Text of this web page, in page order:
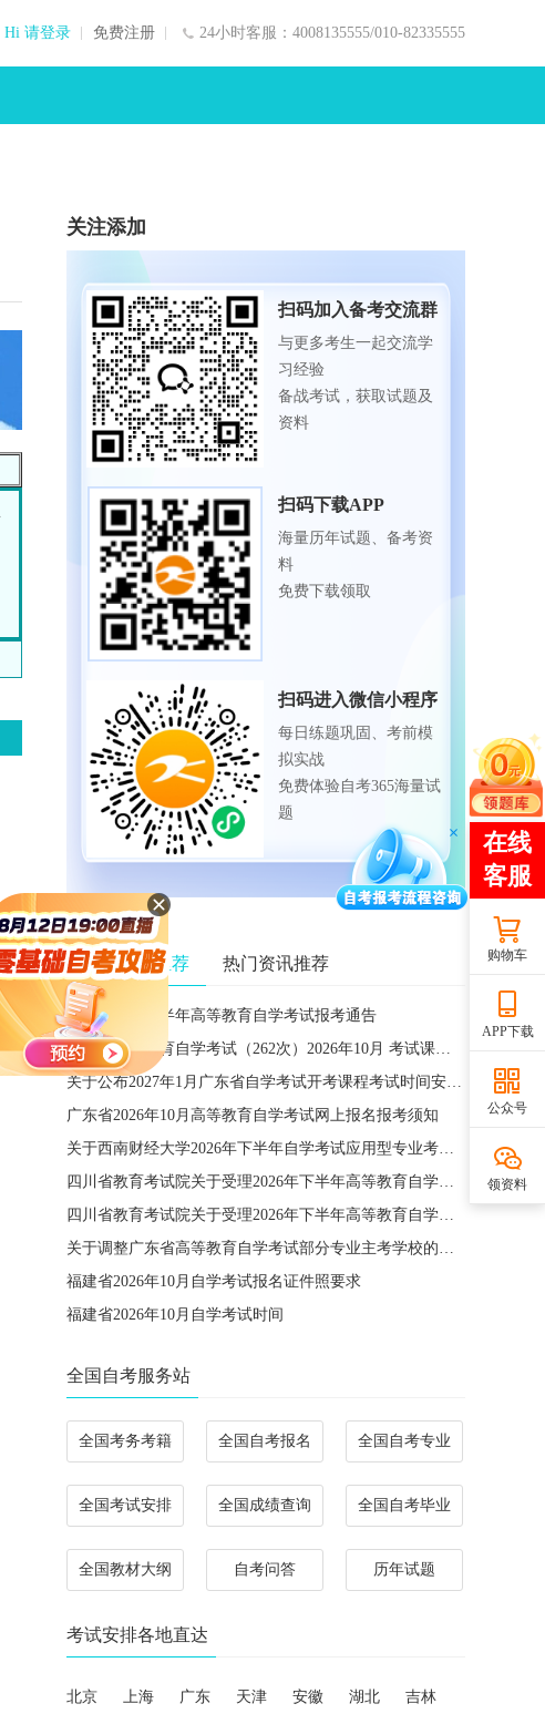
24小时客服：4008135555/010-82335555
Hi 请登录 免费注册
关注添加
扫码加入备考交流群
与更多考生一起交流学
习经验
备战考试，获取试题及
资料
扫码下载APP
海量历年试题、备考资
料
免费下载领取
扫码进入微信小程序
每日练题巩固、考前模
拟实战
免费体验自考365海量试
题
相关资讯推荐 热门资讯推荐
宁夏2026年下半年高等教育自学考试报考通告
四川省高等教育自学考试（262次）2026年10月 考试课程简表
关于公布2027年1月广东省自学考试开考课程考试时间安排和使用教材的通知
广东省2026年10月高等教育自学考试网上报名报考须知
关于西南财经大学2026年下半年自学考试应用型专业考籍更改办理的通知
四川省教育考试院关于受理2026年下半年高等教育自学考试省际转考申请的通告
四川省教育考试院关于受理2026年下半年高等教育自学考试考籍更改申请的通告
关于调整广东省高等教育自学考试部分专业主考学校的通知
福建省2026年10月自学考试报名证件照要求
福建省2026年10月自学考试时间
全国自考服务站
全国考务考籍 全国自考报名 全国自考专业
全国考试安排 全国成绩查询 全国自考毕业
全国教材大纲 自考问答 历年试题
考试安排各地直达
北京 上海 广东 天津 安徽 湖北 吉林
购物车
APP下载
公众号
领资料